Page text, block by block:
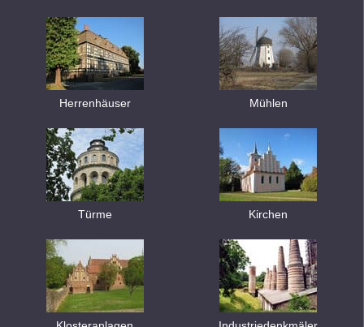
Herrenhäuser Mühlen
Türme Kirchen